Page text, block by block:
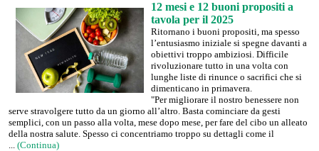
12 mesi e 12 buoni propositi a
tavola per il 2025
Ritornano i buoni propositi, ma spesso
l’entusiasmo iniziale si spegne davanti a
obiettivi troppo ambiziosi. Difficile
rivoluzionare tutto in una volta con
lunghe liste di rinunce o sacrifici che si
dimenticano in primavera.
"Per migliorare il nostro benessere non
serve stravolgere tutto da un giorno all’altro. Basta cominciare da gesti
semplici, con un passo alla volta, mese dopo mese, per fare del cibo un alleato
della nostra salute. Spesso ci concentriamo troppo su dettagli come il
... (Continua)